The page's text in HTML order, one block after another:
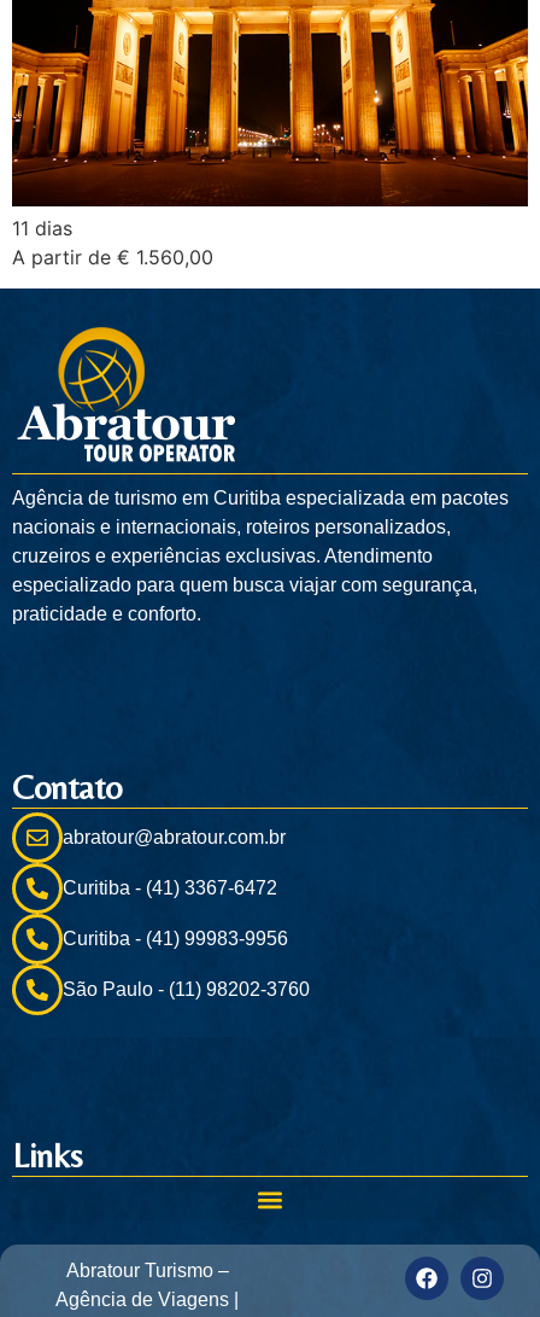
11 dias
A partir de € 1.560,00
Agência de turismo em Curitiba especializada em pacotes
nacionais e internacionais, roteiros personalizados,
cruzeiros e experiências exclusivas. Atendimento
especializado para quem busca viajar com segurança,
praticidade e conforto.
Contato
abratour@abratour.com.br
Curitiba - (41) 3367-6472
Curitiba - (41) 99983-9956
São Paulo - (11) 98202-3760
Links
Abratour Turismo –
Agência de Viagens |